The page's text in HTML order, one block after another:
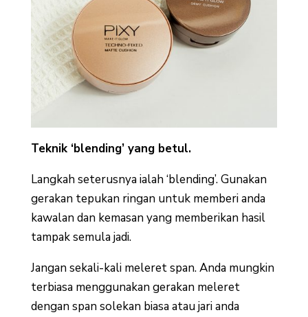
Teknik ‘blending’ yang betul.
Langkah seterusnya ialah ‘blending’. Gunakan
gerakan tepukan ringan untuk memberi anda
kawalan dan kemasan yang memberikan hasil
tampak semula jadi.
Jangan sekali-kali meleret span. Anda mungkin
terbiasa menggunakan gerakan meleret
dengan span solekan biasa atau jari anda